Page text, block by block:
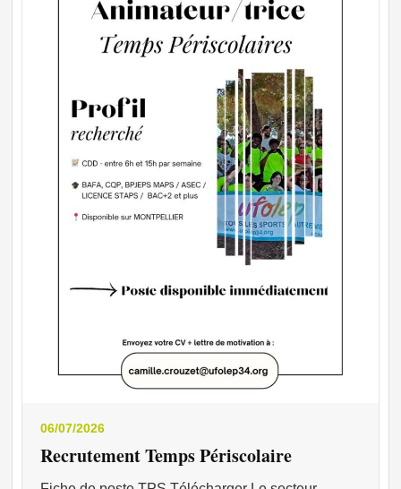
06/07/2026
Recrutement Temps Périscolaire